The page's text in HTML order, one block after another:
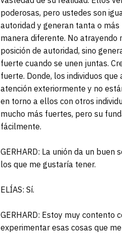
poderosas, pero ustedes son
autoridad y generan tanta o
manera diferente. No atrayendo
posición de autoridad, sino
fuerte cuando se unen juntas.
fuerte. Donde, los individuos
atención exteriormente y no
en torno a ellos con otros
mucho más fuertes, pero su
fácilmente.
GERHARD: La unión da un
los que me gustaría tener.
ELÍAS: Sí.
GERHARD: Estoy muy contento
experimentar esas cosas que